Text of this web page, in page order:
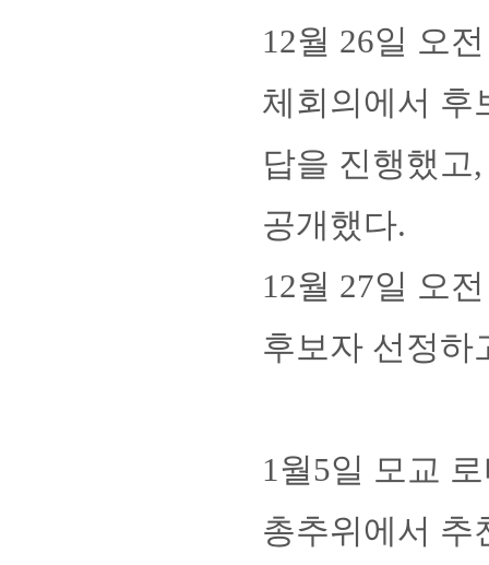
12월 26일 오
체회의에서 후
답을 진행했
공개했다.
12월 27일 오
후보자 선정하
1월5일 모교
총추위에서